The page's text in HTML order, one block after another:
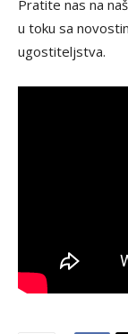
Pratite nas na
u toku sa
ugostiteljstva.